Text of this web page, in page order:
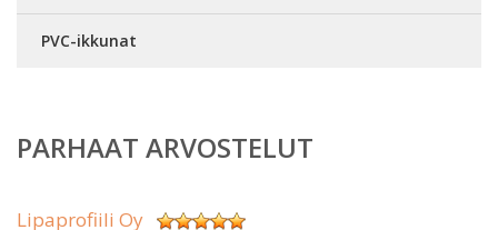
PVC-ikkunat
PARHAAT ARVOSTELUT
Lipaprofiili Oy